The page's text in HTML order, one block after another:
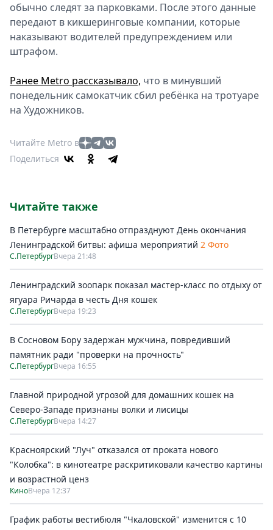
обычно следят за парковками. После этого данные
передают в кикшеринговые компании, которые
наказывают водителей предупреждением или
штрафом.
Ранее Metro рассказывало, что в минувший
понедельник самокатчик сбил ребёнка на тротуаре
на Художников.
Читайте Metro в
Поделиться
Читайте также
В Петербурге масштабно отпразднуют День окончания
Ленинградской битвы: афиша мероприятий 2 Фото
С.ПетербургВчера 21:48
Ленинградский зоопарк показал мастер-класс по отдыху от
ягуара Ричарда в честь Дня кошек
С.ПетербургВчера 19:23
В Сосновом Бору задержан мужчина, повредивший
памятник ради "проверки на прочность"
С.ПетербургВчера 16:55
Главной природной угрозой для домашних кошек на
Северо-Западе признаны волки и лисицы
С.ПетербургВчера 14:27
Красноярский "Луч" отказался от проката нового
"Колобка": в кинотеатре раскритиковали качество картины
и возрастной ценз
КиноВчера 12:37
График работы вестибюля "Чкаловской" изменится с 10